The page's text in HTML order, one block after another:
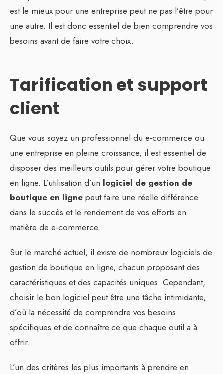
est le mieux pour une entreprise peut ne pas l’être pour
une autre. Il est donc essentiel de bien comprendre vos
besoins avant de faire votre choix.
Tarification et support
client
Que vous soyez un professionnel du e-commerce ou
une entreprise en pleine croissance, il est essentiel de
disposer des meilleurs outils pour gérer votre boutique
en ligne. L’utilisation d’un logiciel de gestion de
boutique en ligne peut faire une réelle différence
dans le succès et le rendement de vos efforts en
matière de e-commerce.
Sur le marché actuel, il existe de nombreux logiciels de
gestion de boutique en ligne, chacun proposant des
caractéristiques et des capacités uniques. Cependant,
choisir le bon logiciel peut être une tâche intimidante,
d’où la nécessité de comprendre vos besoins
spécifiques et de connaître ce que chaque outil a à
offrir.
L’un des critères les plus importants à prendre en